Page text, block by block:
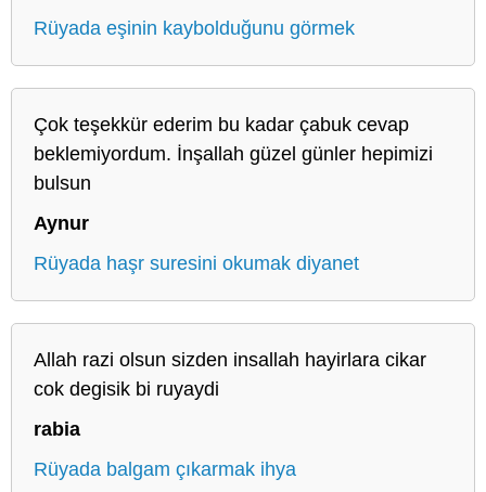
Rüyada eşinin kaybolduğunu görmek
Çok teşekkür ederim bu kadar çabuk cevap
beklemiyordum. İnşallah güzel günler hepimizi
bulsun
Aynur
Rüyada haşr suresini okumak diyanet
Allah razi olsun sizden insallah hayirlara cikar
cok degisik bi ruyaydi
rabia
Rüyada balgam çıkarmak ihya